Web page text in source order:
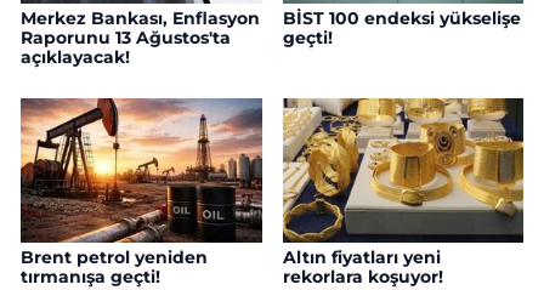
Merkez Bankası, Enflasyon
Raporunu 13 Ağustos'ta
açıklayacak!
BİST 100 endeksi yükselişe
geçti!
Brent petrol yeniden
tırmanışa geçti!
Altın fiyatları yeni
rekorlara koşuyor!